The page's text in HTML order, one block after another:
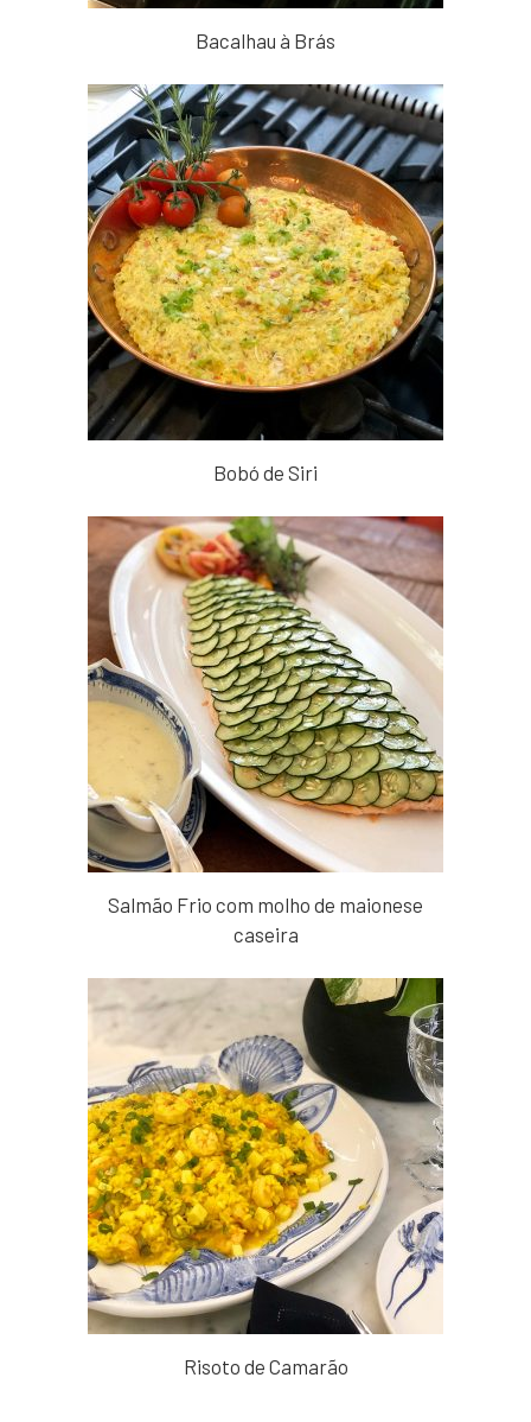
Bacalhau à Brás
Bobó de Siri
Salmão Frio com molho de maionese
caseira
Risoto de Camarão